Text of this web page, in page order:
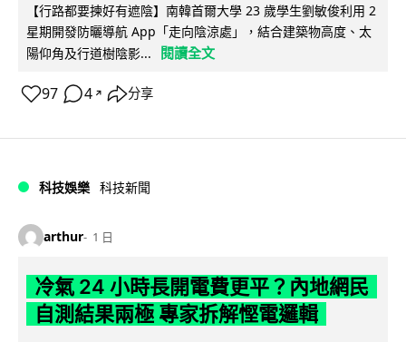
【行路都要揀好有遮陰】南韓首爾大學 23 歲學生劉敏俊利用 2
星期開發防曬導航 App「走向陰涼處」，結合建築物高度、太
陽仰角及行道樹陰影...
閱讀全文
97 4 ↗ 分享
科技娛樂 科技新聞
arthur 1 日
冷氣 24 小時長開電費更平？內地網民
自測結果兩極 專家拆解慳電邏輯